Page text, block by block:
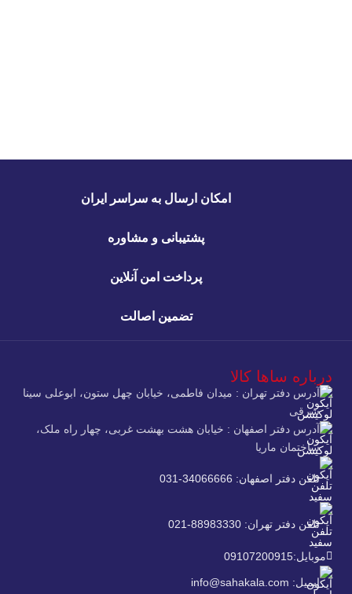
امکان ارسال به سراسر ایران
پشتیبانی و مشاوره
پرداخت امن آنلاین
تضمین اصالت
درباره ساها کالا
آدرس دفتر تهران : میدان فاطمی، خیابان چهل ستون، ابوعلی سینا
شرقی
آدرس دفتر اصفهان : خیابان هشت بهشت غربی، چهار راه ملک،
ساختمان ماریا
تلفن دفتر اصفهان: 34066666-031
تلفن دفتر تهران: 88983330-021
موبایل:09107200915
ایمیل: info@sahakala.com